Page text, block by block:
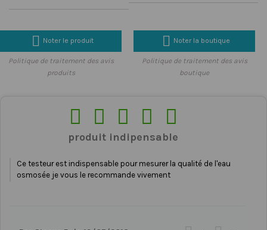
 Noter le produit
Politique de traitement des avis
produits
 Noter la boutique
Politique de traitement des avis
boutique
    
produit indipensable
Ce testeur est indispensable pour mesurer la qualité de l'eau
osmosée je vous le recommande vivement